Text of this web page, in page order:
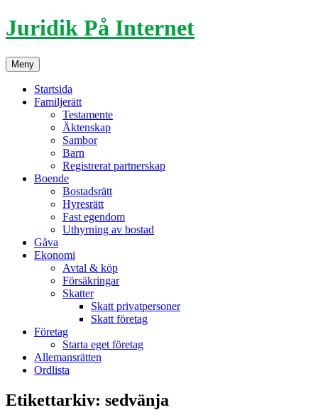
Hoppa
till
Juridik På Internet
Meny
Startsida
Familjerätt
Testamente
Äktenskap
Sambor
Barn
Registrerat partnerskap
Boende
Bostadsrätt
Hyresrätt
Fast egendom
Uthyrning av bostad
Gåva
Ekonomi
Avtal & köp
Försäkringar
Skatter
Skatt privatpersoner
Skatt företag
Företag
Starta eget företag
Allemansrätten
Ordlista
Etikettarkiv: sedvänja